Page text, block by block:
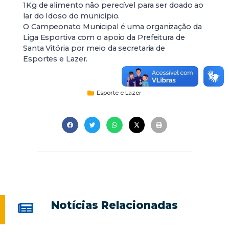
1Kg de alimento não perecível para ser doado ao
lar do Idoso do município.
O Campeonato Municipal é uma organização da
Liga Esportiva com o apoio da Prefeitura de
Santa Vitória por meio da secretaria de
Esportes e Lazer.
Esporte e Lazer
Notícias Relacionadas